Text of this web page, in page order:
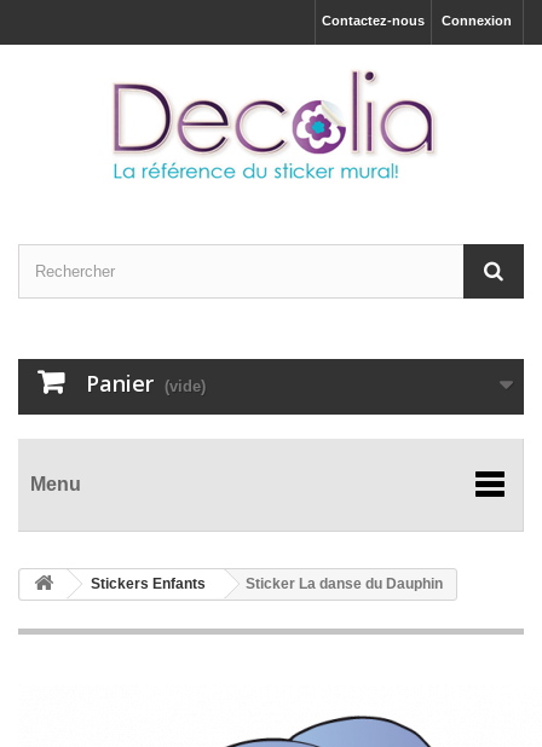
Connexion
Contactez-nous
Panier (vide)
Menu
Stickers Enfants Sticker La danse du Dauphin